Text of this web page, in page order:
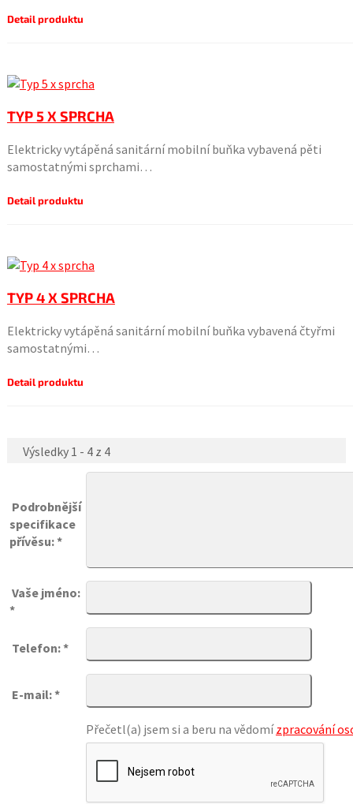
Detail produktu
TYP 5 X SPRCHA
Elektricky vytápěná sanitární mobilní buňka vybavená pěti
samostatnými sprchami…
Detail produktu
TYP 4 X SPRCHA
Elektricky vytápěná sanitární mobilní buňka vybavená čtyřmi
samostatnými…
Detail produktu
Výsledky 1 - 4 z 4
Podrobnější
specifikace
přívěsu: *
Vaše jméno:
*
Telefon: *
E-mail: *
Přečetl(a) jsem si a beru na vědomízpracování